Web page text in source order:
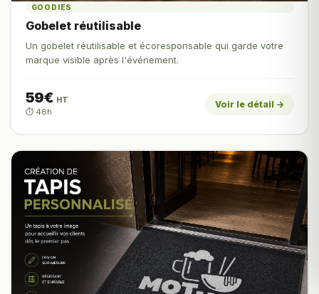
GOODIES
Gobelet réutilisable
Un gobelet réutilisable et écoresponsable qui garde votre
marque visible après l'événement.
59€ HT
⏱️ 48h
Voir le détail →